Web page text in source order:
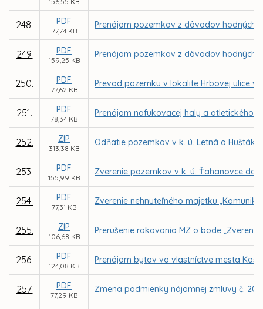
248. PDF
77,74 KB
Prenájom pozemkov z dôvodov hodných
249. PDF
159,25 KB
Prenájom pozemkov z dôvodov hodných
250. PDF
77,62 KB
Prevod pozemku v lokalite Hrbovej ulice v
251. PDF
78,34 KB
Prenájom nafukovacej haly a atletického
252. ZIP
313,38 KB
Odňatie pozemkov v k. ú. Letná a
253. PDF
155,99 KB
Zverenie pozemkov v k. ú. Ťahanovce do
254. PDF
77,31 KB
Zverenie nehnuteľného majetku
255. ZIP
106,68 KB
Prerušenie rokovania MZ o bode
256. PDF
124,08 KB
Prenájom bytov vo vlastníctve mesta
257. PDF
77,29 KB
Zmena podmienky nájomnej zmluvy č.